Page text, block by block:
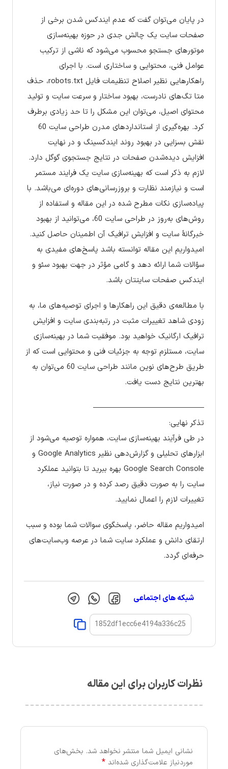
در پایان می‌توان گفت که عدم ایندکس شدن برخی از
صفحات سایت یک چالش جدی در حوزه بهینه‌سازی
موتورهای جستجو محسوب می‌شود که ناشی از ترکیب
عوامل فنی، محتوایی و ساختاری است. با اجرای
راهکارهایی نظیر اصلاح تنظیمات فایل robots.txt، حذف
متا تگ‌های نادرست، بهبود ساختار و سرعت سایت و تولید
محتوای اصیل، می‌توان این مشکل را تا حد زیادی برطرف
کرد. بهره‌گیری از استانداردهای مدرن طراحی سایت 60
نقش بسزایی در بهبود روند ایندکسینگ و در نهایت
افزایش دیده‌شدن صفحات در نتایج جستجوی گوگل دارد.
لازم به ذکر است که بهینه‌سازی سایت یک فرایند مستمر
است و نیازمند نظارت و بروزرسانی‌های دوره‌ای می‌باشد. با
پیاده‌سازی نکات مطرح شده در این مقاله و استفاده از
روش‌های به‌روز در طراحی سایت 60، می‌توانید از بهبود
خبرگانۀ سایت و افزایش ترافیک آن اطمینان حاصل کنید.
امیدواریم این مقاله توانسته باشد پاسخ‌های مفیدی به
سؤالات شما ارائه دهد و گامی مؤثر در جهت بهبود سئو و
ایندکس صفحات سایتتان باشد.
با مطالعه‌ی دقیق این راهکارها و اجرای توصیه‌های ما، به
زودی شاهد تغییرات مثبت در رتبه‌بندی سایت و افزایش
ترافیک ارگانیک خواهید بود. موفقیت شما در بهینه‌سازی
سایت، مستلزم توجه به جزئیات فنی و محتوایی است که از
طریق طرح‌های نوین مانند طراحی سایت 60 می‌توان به
بهترین نتایج دست یافت.
——————————————–
تذکر نهایی:
در طی فرآیند بهینه‌سازی سایت، همواره توصیه می‌شود از
ابزارهای تحلیلی و گزارش‌دهی نظیر Google Analytics و
Google Search Console بهره ببرید تا بتوانید عملکرد
سایت را به صورت دقیق رصد کرده و در صورت نیاز،
تغییرات لازم را اعمال نمایید.
امیدواریم مقاله حاضر، پاسخگوی سوالات شما بوده و سبب
ارتقای دانش و عملکرد سایت شما در عرصه وب‌سایت‌های
حرفه‌ای گردد.
شبکه های اجتماعی
نظرات کاربران برای این مقاله
نشانی ایمیل شما منتشر نخواهد شد. بخش‌های
موردنیاز علامت‌گذاری شده‌اند *